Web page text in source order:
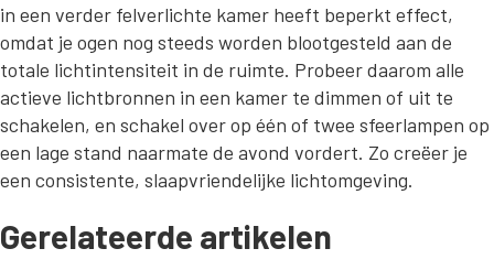
in een verder felverlichte kamer heeft beperkt effect,
omdat je ogen nog steeds worden blootgesteld aan de
totale lichtintensiteit in de ruimte. Probeer daarom alle
actieve lichtbronnen in een kamer te dimmen of uit te
schakelen, en schakel over op één of twee sfeerlampen op
een lage stand naarmate de avond vordert. Zo creëer je
een consistente, slaapvriendelijke lichtomgeving.
Gerelateerde artikelen